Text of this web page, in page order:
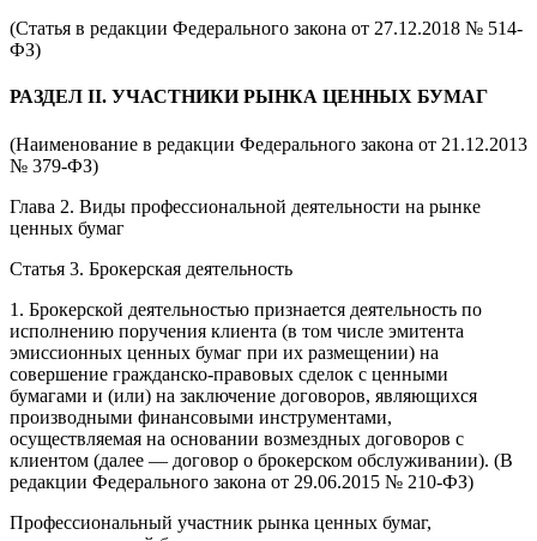
(Статья в редакции Федерального закона от 27.12.2018 № 514-
ФЗ)
РАЗДЕЛ II. УЧАСТНИКИ РЫНКА ЦЕННЫХ БУМАГ
(Наименование в редакции Федерального закона от 21.12.2013
№ 379-ФЗ)
Глава 2. Виды профессиональной деятельности на рынке
ценных бумаг
Статья 3. Брокерская деятельность
1. Брокерской деятельностью признается деятельность по
исполнению поручения клиента (в том числе эмитента
эмиссионных ценных бумаг при их размещении) на
совершение гражданско-правовых сделок с ценными
бумагами и (или) на заключение договоров, являющихся
производными финансовыми инструментами,
осуществляемая на основании возмездных договоров с
клиентом (далее — договор о брокерском обслуживании). (В
редакции Федерального закона от 29.06.2015 № 210-ФЗ)
Профессиональный участник рынка ценных бумаг,